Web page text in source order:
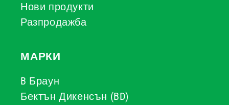
Нови продукти
Разпродажба
МАРКИ
B Браун
Бектън Дикенсън (BD)